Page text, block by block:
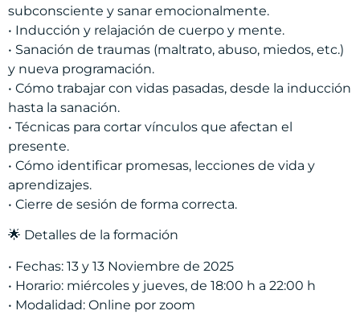
subconsciente y sanar emocionalmente.
• Inducción y relajación de cuerpo y mente.
• Sanación de traumas (maltrato, abuso, miedos, etc.)
y nueva programación.
• Cómo trabajar con vidas pasadas, desde la inducción
hasta la sanación.
• Técnicas para cortar vínculos que afectan el
presente.
• Cómo identificar promesas, lecciones de vida y
aprendizajes.
• Cierre de sesión de forma correcta.
🌟 Detalles de la formación
• Fechas: 13 y 13 Noviembre de 2025
• Horario: miércoles y jueves, de 18:00 h a 22:00 h
• Modalidad: Online por zoom